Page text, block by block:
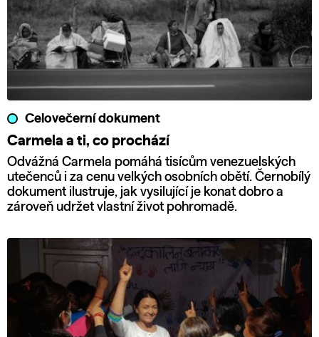
Celovečerní dokument
Carmela a ti, co prochází
Odvážná Carmela pomáhá tisícům venezuelských
utečenců i za cenu velkých osobních obětí. Černobílý
dokument ilustruje, jak vysilující je konat dobro a
zároveň udržet vlastní život pohromadě.